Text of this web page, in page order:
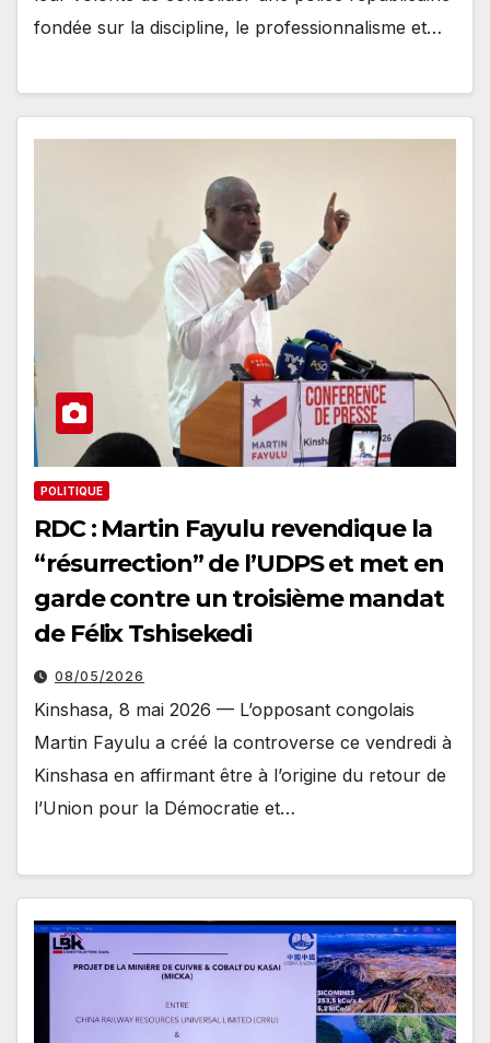
fondée sur la discipline, le professionnalisme et…
POLITIQUE
RDC : Martin Fayulu revendique la
“résurrection” de l’UDPS et met en
garde contre un troisième mandat
de Félix Tshisekedi
08/05/2026
Kinshasa, 8 mai 2026 — L’opposant congolais
Martin Fayulu a créé la controverse ce vendredi à
Kinshasa en affirmant être à l’origine du retour de
l’Union pour la Démocratie et…